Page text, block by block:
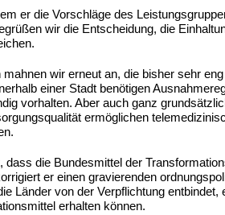
er die Vorschläge des
wir die Entscheidung, die
wir erneut an, die bisher sehr
einer Stadt benötigen
vorhalten. Aber auch ganz
ermöglichen
dass die Bundesmittel der
er einen gravierenden
Länder von der Verpflichtung
erhalten können.